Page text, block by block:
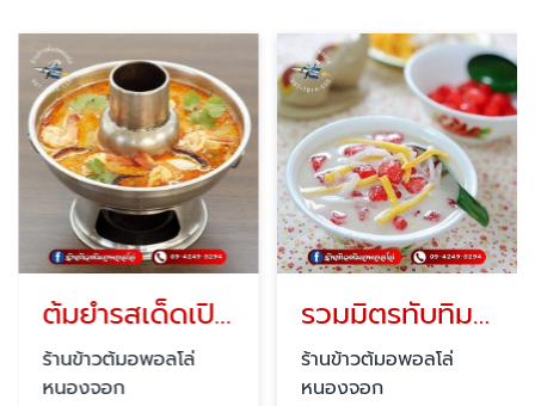
ต้มยำรสเด็ดเปิดดึก
ร้านข้าวต้มอพอลโล่
หนองจอก
รวมมิตรทับทิมกรอบใกล้ฉัน
ร้านข้าวต้มอพอลโล่
หนองจอก